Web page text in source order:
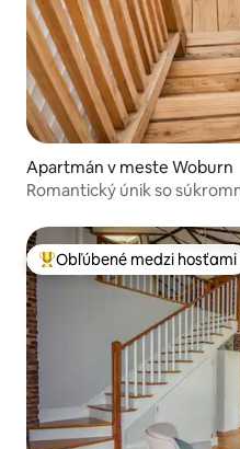
Apartmán v meste Woburn
Romantický únik so
Najobľúbenejšie medzi
Obľúbené medzi hosťami